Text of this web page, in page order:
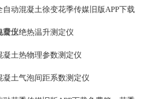
自动混凝土徐变花季传媒旧版APP下载
费仪
凝土绝热温升测定仪
凝土热物理参数测定仪
凝土气泡间距系数测定仪